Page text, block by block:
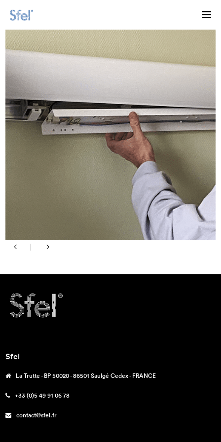
Sfel
La Trutte - BP 50020 - 86501 Saulgé Cedex - FRANCE
+33 (0)5 49 91 06 78
contact@sfel.fr